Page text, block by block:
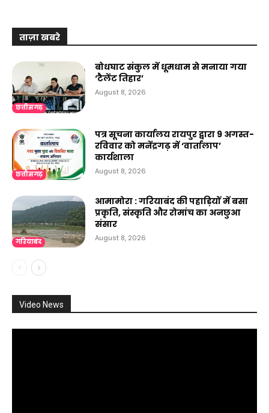
ताज़ा खबरे
छत्तीसगढ़
बोधघाट संकुल में धूमधाम से मनाया गया
‘टैलेंट तिहार’
August 8, 2026
छत्तीसगढ़
पत्र सूचना कार्यालय रायपुर द्वारा 9 अगस्त-
रविवार को मनेंद्रगढ़ में ‘वार्तालाप’
कार्यशाला
August 8, 2026
गरियाबंद
आमामोरा : गरियाबंद की पहाड़ियों में बसा
प्रकृति, संस्कृति और रोमांच का अनछुआ
संसार
August 8, 2026
Video News